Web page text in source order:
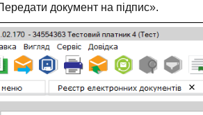
документ на підпис».